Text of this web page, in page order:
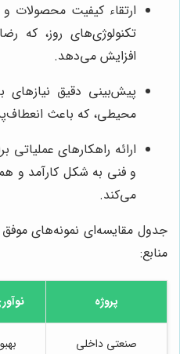
ارتقاء کیفیت محصولات
تکنولوژی‌های روز، که
افزایش می‌دهد.
پیش‌بینی دقیق نیازهای
محیطی، که باعث
ارائه راهکارهای عملیاتی
و فنی به شکل کارآمد و
می‌کند.
جدول مقایسه‌ای نمونه‌های موفق
منابع:
پروژه
صنعتی داخلی